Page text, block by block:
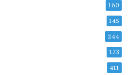
160
145
244
173
411